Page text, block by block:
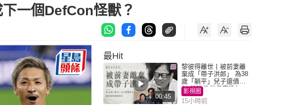
一個DefCon怪獸？
最Hit
00:45
黎彼得離世丨被前妻離
棄成「帶子洪郎」 為38
歲「躺平」兒子還債多
年 曾盼尋伴侶度晚年
影視圈
15小時前